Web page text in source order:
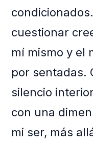
cuestionar
mí mismo y el
por sentadas.
silencio
con una
mi ser, más